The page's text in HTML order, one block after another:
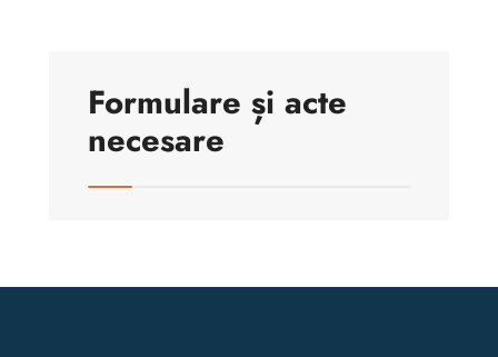
Formulare și acte
necesare